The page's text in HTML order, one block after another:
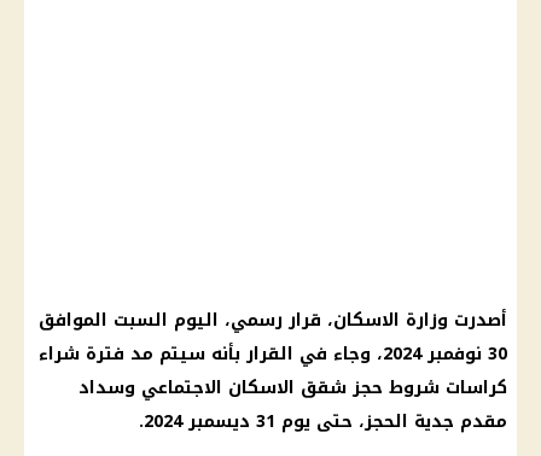
أصدرت وزارة الاسكان، قرار رسمي، اليوم السبت الموافق
30 نوفمبر 2024، وجاء في القرار بأنه سيتم مد فترة شراء
كراسات شروط حجز شقق الاسكان الاجتماعي وسداد
مقدم جدية الحجز، حتى يوم 31 ديسمبر 2024.